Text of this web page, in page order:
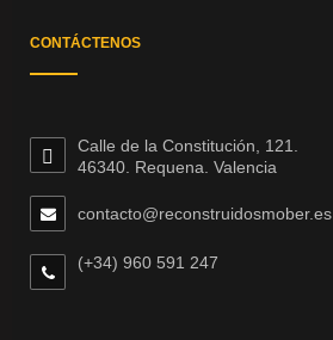
CONTÁCTENOS
Calle de la Constitución, 121.
46340. Requena. Valencia
contacto@reconstruidosmober.es
(+34) 960 591 247